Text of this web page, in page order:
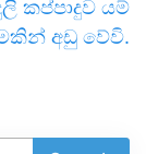
කප්පාදුව යම්
අඩු වේවි.